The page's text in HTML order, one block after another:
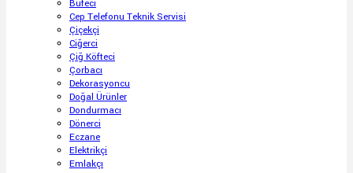
Büfeci
Cep Telefonu Teknik Servisi
Çiçekçi
Ciğerci
Çiğ Köfteci
Çorbacı
Dekorasyoncu
Doğal Ürünler
Dondurmacı
Dönerci
Eczane
Elektrikçi
Emlakçı